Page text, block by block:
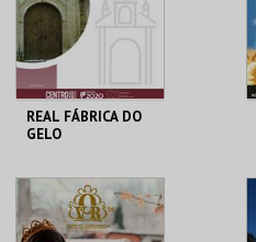
COMPRAR
REAL FÁBRICA DO
GELO
REAL FÁBRICA DO
GELO